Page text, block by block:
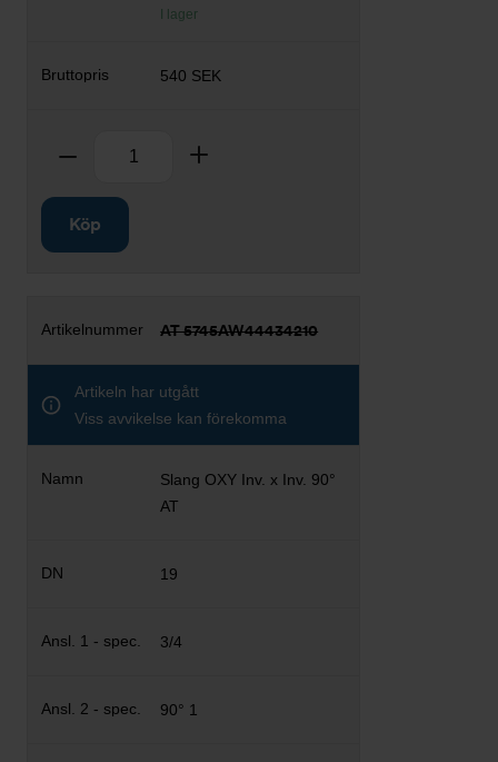
I lager
540 SEK
Ta bort
Köp
AT 5745AW44434210
Artikeln har utgått
Viss avvikelse kan förekomma
Slang OXY Inv. x Inv. 90°
AT
19
3/4
90° 1